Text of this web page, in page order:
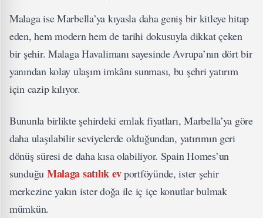
Malaga ise Marbella’ya kıyasla daha geniş bir kitleye hitap
eden, hem modern hem de tarihi dokusuyla dikkat çeken
bir şehir. Malaga Havalimanı sayesinde Avrupa’nın dört bir
yanından kolay ulaşım imkânı sunması, bu şehri yatırım
için cazip kılıyor.
Bununla birlikte şehirdeki emlak fiyatları, Marbella’ya göre
daha ulaşılabilir seviyelerde olduğundan, yatırımın geri
dönüş süresi de daha kısa olabiliyor. Spain Homes’un
sunduğu Malaga satılık evportföyünde, ister şehir
merkezine yakın ister doğa ile iç içe konutlar bulmak
mümkün.